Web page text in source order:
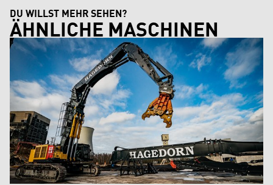
DU WILLST MEHR SEHEN?
ÄHNLICHE MASCHINEN